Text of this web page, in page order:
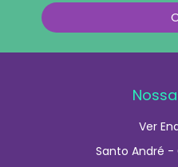
Ver
Santo André